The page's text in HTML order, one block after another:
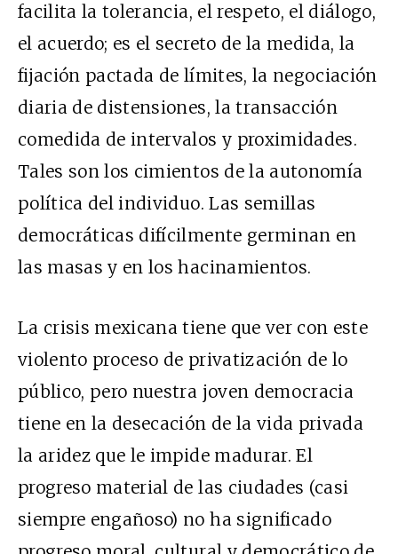
facilita la tolerancia, el respeto, el diálogo,
el acuerdo; es el secreto de la medida, la
fijación pactada de límites, la negociación
diaria de distensiones, la transacción
comedida de intervalos y proximidades.
Tales son los cimientos de la autonomía
política del individuo. Las semillas
democráticas difícilmente germinan en
las masas y en los hacinamientos.
La crisis mexicana tiene que ver con este
violento proceso de privatización de lo
público, pero nuestra joven democracia
tiene en la desecación de la vida privada
la aridez que le impide madurar. El
progreso material de las ciudades (casi
siempre engañoso) no ha significado